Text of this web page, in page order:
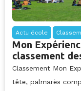
Actu école
Mon
classement
Classement Mon
tête, palmarès